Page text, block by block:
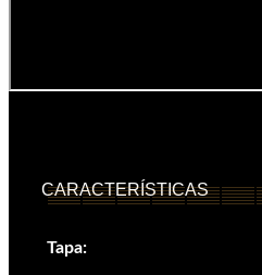
CARACTERÍSTICAS
Tapa: